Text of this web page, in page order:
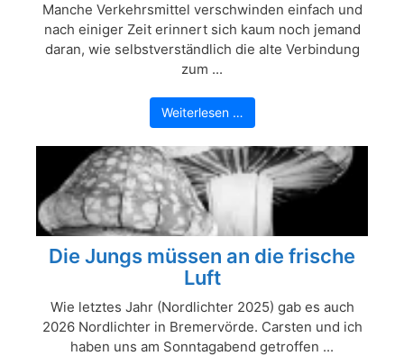
Manche Verkehrsmittel verschwinden einfach und
nach einiger Zeit erinnert sich kaum noch jemand
daran, wie selbstverständlich die alte Verbindung
zum ...
Weiterlesen …
Die Jungs müssen an die frische
Luft
Wie letztes Jahr (Nordlichter 2025) gab es auch
2026 Nordlichter in Bremervörde. Carsten und ich
haben uns am Sonntagabend getroffen ...